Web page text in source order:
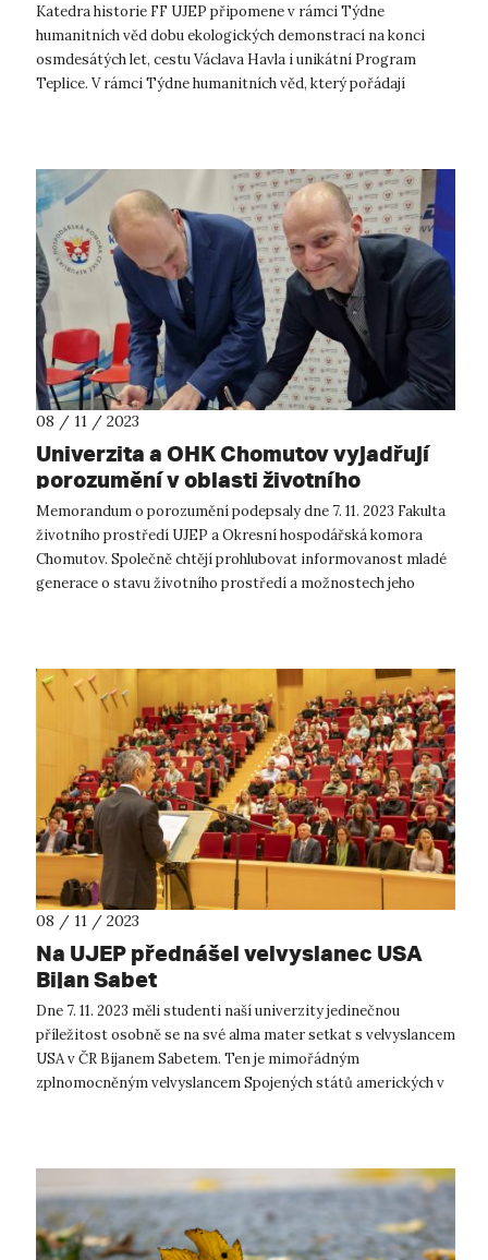
Katedra historie FF UJEP připomene v rámci Týdne
humanitních věd dobu ekologických demonstrací na konci
osmdesátých let, cestu Václava Havla i unikátní Program
Teplice. V rámci Týdne humanitních věd, který pořádají
08 / 11 / 2023
Univerzita a OHK Chomutov vyjadřují
porozumění v oblasti životního
prostředí
Memorandum o porozumění podepsaly dne 7. 11. 2023 Fakulta
životního prostředí UJEP a Okresní hospodářská komora
Chomutov. Společně chtějí prohlubovat informovanost mladé
generace o stavu životního prostředí a možnostech jeho
08 / 11 / 2023
Na UJEP přednášel velvyslanec USA
Bijan Sabet
Dne 7. 11. 2023 měli studenti naší univerzity jedinečnou
příležitost osobně se na své alma mater setkat s velvyslancem
USA v ČR Bijanem Sabetem. Ten je mimořádným
zplnomocněným velvyslancem Spojených států amerických v